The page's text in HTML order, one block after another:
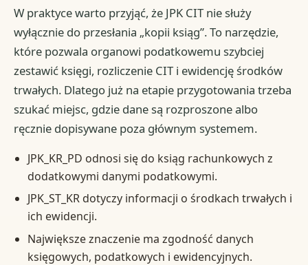
W praktyce warto przyjąć, że JPK CIT nie służy
wyłącznie do przesłania „kopii ksiąg”. To narzędzie,
które pozwala organowi podatkowemu szybciej
zestawić księgi, rozliczenie CIT i ewidencję środków
trwałych. Dlatego już na etapie przygotowania trzeba
szukać miejsc, gdzie dane są rozproszone albo
ręcznie dopisywane poza głównym systemem.
JPK_KR_PD odnosi się do ksiąg rachunkowych z
dodatkowymi danymi podatkowymi.
JPK_ST_KR dotyczy informacji o środkach trwałych i
ich ewidencji.
Największe znaczenie ma zgodność danych
księgowych, podatkowych i ewidencyjnych.